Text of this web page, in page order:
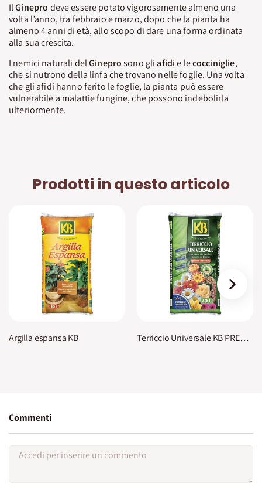
IlGinepro deve essere potato vigorosamente almeno una
volta l’anno, tra febbraio e marzo, dopo che la pianta ha
almeno 4 anni di età, allo scopo di dare una forma ordinata
alla sua crescita.
I nemici naturali delGineprosono gliafidie lecocciniglie,
che si nutrono della linfa che trovano nelle foglie. Una volta
che gli afidi hanno ferito le foglie, la pianta può essere
vulnerabile a malattie fungine, che possono indebolirla
ulteriormente.
Prodotti in questo articolo
Argilla espansa KB Terriccio Universale KB PREMIUM
›
Commenti